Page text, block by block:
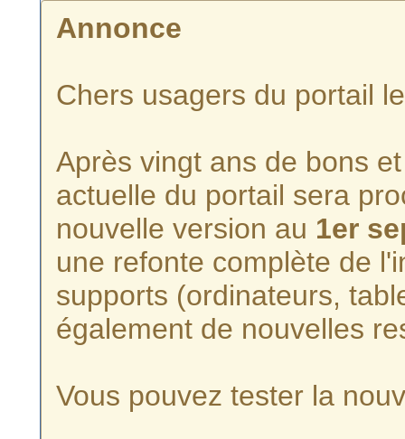
Annonce
Chers usagers du portail
Après vingt ans de bons
actuelle du portail sera
nouvelle version au 1er
une refonte complète de
supports (ordinateurs,
également de nouvelles
Vous pouvez tester la